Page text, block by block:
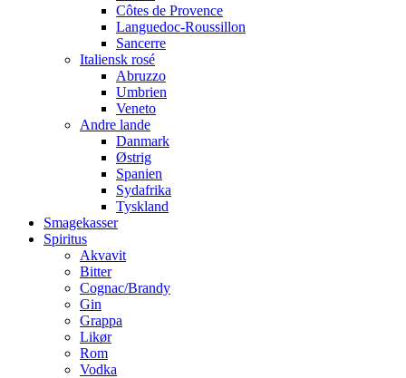
Côtes de Provence
Languedoc-Roussillon
Sancerre
Italiensk rosé
Abruzzo
Umbrien
Veneto
Andre lande
Danmark
Østrig
Spanien
Sydafrika
Tyskland
Smagekasser
Spiritus
Akvavit
Bitter
Cognac/Brandy
Gin
Grappa
Likør
Rom
Vodka